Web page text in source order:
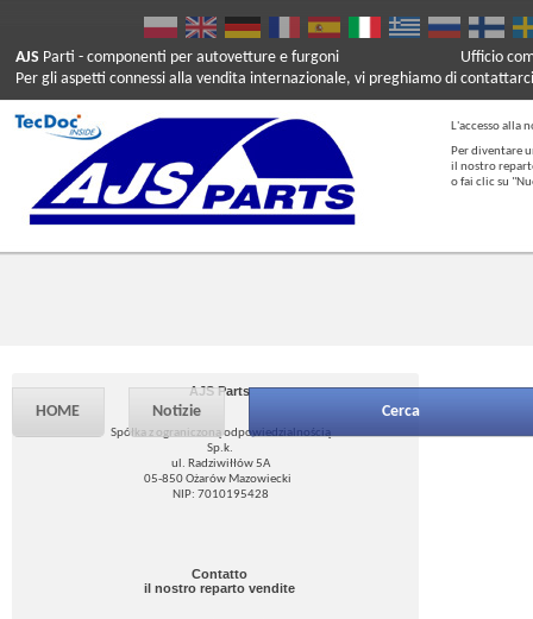
AJS Parti - componenti per autovetture e furgoni
Per gli aspetti connessi alla vendita internazionale, vi preghiamo di
Ufficio
L'accesso alla
Per diventare
il nostro
o fai clic su
HOME Notizie Cerca
AJS Parts
Spółka z ograniczoną odpowiedzialnością
Sp.k.
ul. Radziwiłłów 5A
05-850 Ożarów Mazowiecki
NIP: 7010195428
Contatto
il nostro reparto vendite